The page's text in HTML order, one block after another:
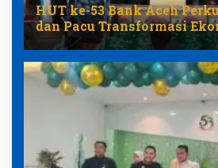
HUT ke-53 Bank Aceh
dan Pacu Transformasi
Aceh